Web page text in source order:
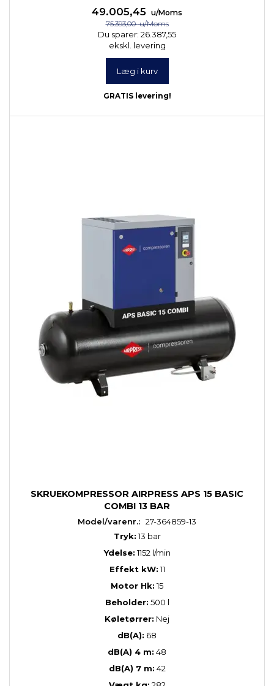
49.005,45
u/Moms
75.393,00u/Moms
Du sparer: 26.387,55
ekskl. levering
Læg i kurv
GRATIS levering!
SKRUEKOMPRESSOR AIRPRESS APS 15 BASIC
COMBI 13 BAR
Model/varenr.: 27-364859-13
Tryk:13 bar
Ydelse:1152 l/min
Effekt kW:11
Motor Hk:15
Beholder: 500 l
Køletørrer: Nej
dB(A): 68
dB(A) 4 m: 48
dB(A) 7 m: 42